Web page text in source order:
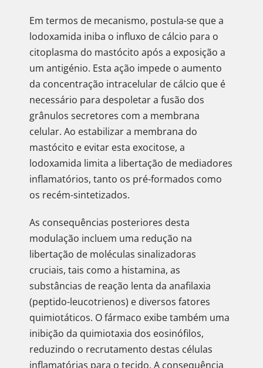
Em termos de mecanismo, postula-se que a
lodoxamida iniba o influxo de cálcio para o
citoplasma do mastócito após a exposição a
um antigénio. Esta ação impede o aumento
da concentração intracelular de cálcio que é
necessário para despoletar a fusão dos
grânulos secretores com a membrana
celular. Ao estabilizar a membrana do
mastócito e evitar esta exocitose, a
lodoxamida limita a libertação de mediadores
inflamatórios, tanto os pré-formados como
os recém-sintetizados.
As consequências posteriores desta
modulação incluem uma redução na
libertação de moléculas sinalizadoras
cruciais, tais como a histamina, as
substâncias de reação lenta da anafilaxia
(peptido-leucotrienos) e diversos fatores
quimiotáticos. O fármaco exibe também uma
inibição da quimiotaxia dos eosinófilos,
reduzindo o recrutamento destas células
inflamatórias para o tecido. A consequência